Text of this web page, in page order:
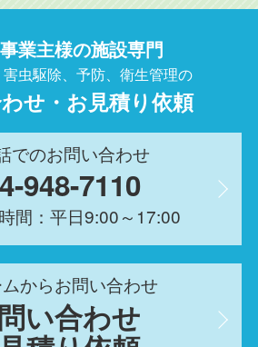
業主様の施設専門
虫駆除、予防、衛生管理の
せ・お見積り依頼
でのお問い合わせ
948-7110
間：平日9:00～17:00
からお問い合わせ
い合わせ